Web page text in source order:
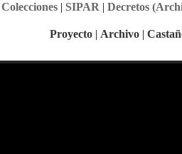
Colecciones| SIPAR | Decretos
Proyecto | Archivo |